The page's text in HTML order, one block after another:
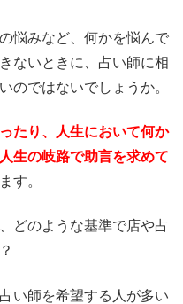
悩みなど、何かを悩んで
ないときに、占い師に相
のではないでしょうか。
たり、人生において何か
生の岐路で助言を求めて
す。
どのような基準で店や占
い師を希望する人が多い